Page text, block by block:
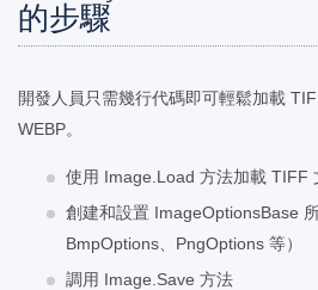
的步驟
開發人員只需幾行代碼即可輕鬆加載
WEBP。
使用 Image.Load 方法加載 TIFF
創建和設置 ImageOptionsBase
BmpOptions、PngOptions 等）
調用 Image.Save 方法